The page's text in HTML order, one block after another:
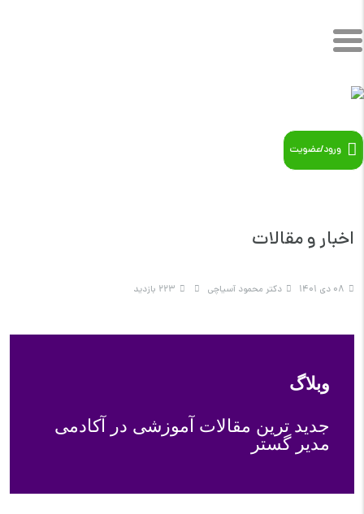
ورود/عضویت
اخبار و مقالات
08 دی 1401 دکتر محمود آسیاچی 223 بازدید
وبلاگ
جدید ترین مقالات آموزشی در آکادمی
مدیر گستر